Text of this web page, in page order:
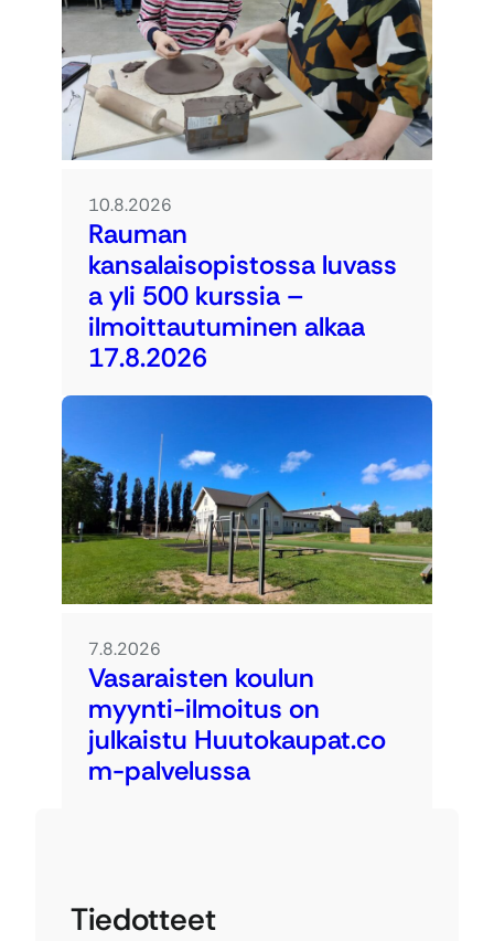
10.8.2026
Rauman
kansalaisopistossa luvass
a yli 500 kurssia –
ilmoittautuminen alkaa
17.8.2026
7.8.2026
Vasaraisten koulun
myynti-ilmoitus on
julkaistu Huutokaupat.co
m-palvelussa
Tiedotteet